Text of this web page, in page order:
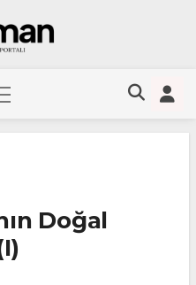
Doğal